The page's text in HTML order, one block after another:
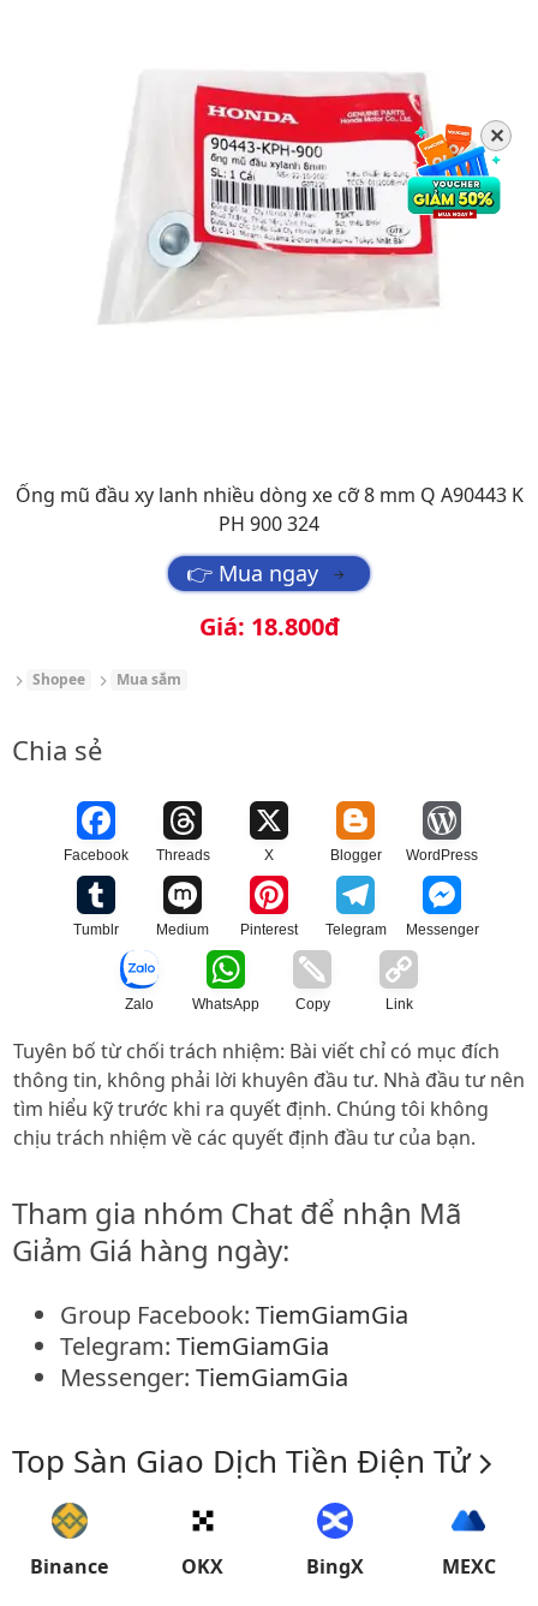
Ống mũ đầu xy lanh nhiều dòng xe cỡ 8 mm Q A90443 K
PH 900 324
👉 Mua ngay →
Giá: 18.800đ
Shopee Mua sắm
Chia sẻ
Facebook Threads X Blogger WordPress
Tumblr Medium Pinterest Telegram Messenger
Zalo WhatsApp Copy Link
Tuyên bố từ chối trách nhiệm: Bài viết chỉ có mục đích
thông tin, không phải lời khuyên đầu tư. Nhà đầu tư nên
tìm hiểu kỹ trước khi ra quyết định. Chúng tôi không
chịu trách nhiệm về các quyết định đầu tư của bạn.
Tham gia nhóm Chat để nhận Mã
Giảm Giá hàng ngày:
Group Facebook: TiemGiamGia
Telegram: TiemGiamGia
Messenger: TiemGiamGia
Top Sàn Giao Dịch Tiền Điện Tử
Binance OKX BingX MEXC
✕